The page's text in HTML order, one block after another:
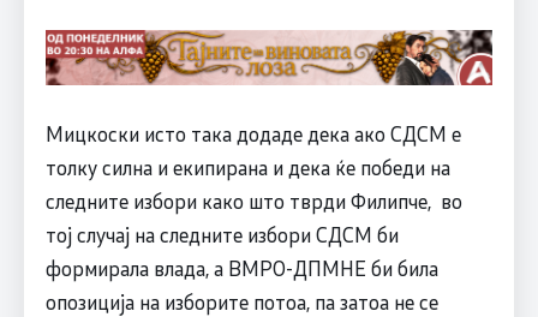
Мицкоски исто така додаде дека ако СДСМ е
толку силна и екипирана и дека ќе победи на
следните избори како што тврди Филипче, во
тој случај на следните избори СДСМ би
формирала влада, а ВМРО-ДПМНЕ би била
опозиција на изборите потоа, па затоа не се